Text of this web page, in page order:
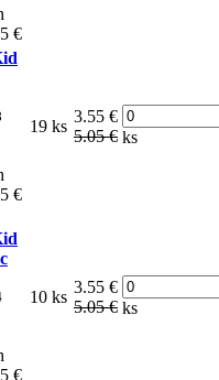
€
€
19 ks
3.55 €
5.05 € ks
€
10 ks
3.55 €
5.05 € ks